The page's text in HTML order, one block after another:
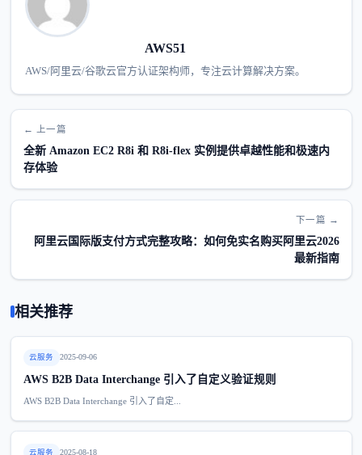
AWS51
AWS/阿里云/谷歌云官方认证架构师，专注云计算解决方案。
← 上一篇
全新 Amazon EC2 R8i 和 R8i-flex 实例提供卓越性能和极速内
存体验
下一篇 →
阿里云国际版支付方式完整攻略：如何免实名购买阿里云2026
最新指南
相关推荐
云服务 2025-09-06
AWS B2B Data Interchange 引入了自定义验证规则
AWS B2B Data Interchange 引入了自定...
云服务 2025-08-18